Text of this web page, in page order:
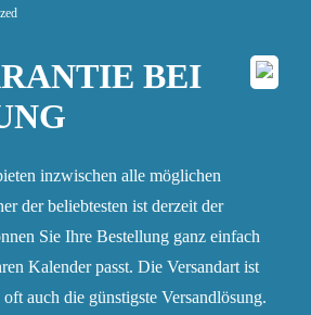
BEI
inzwischen alle möglichen
der beliebtesten ist derzeit der
Sie Ihre Bestellung ganz einfach
Kalender passt. Die Versandart ist
auch die günstigste Versandlösung.